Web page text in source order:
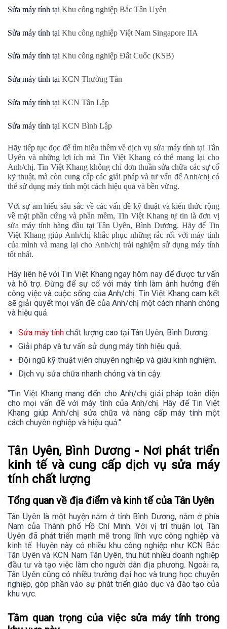
Sửa máy tính tại Khu công nghiệp Bắc Tân Uyên
Sửa máy tính tại Khu công nghiệp Việt Nam Singapore IIA
Sửa máy tính tại Khu công nghiệp Đất Cuốc (KSB)
Sửa máy tính tại KCN Thường Tân
Sửa máy tính tại KCN Tân Lập
Sửa máy tính tại KCN Bình Lập
Hãy tiếp tục đọc để tìm hiểu thêm về dịch vụ sửa máy tính tại Tân
Uyên và những lợi ích mà Tin Việt Khang có thể mang lại cho
Anh/chị. Tin Việt Khang không chỉ đơn thuần sửa chữa các sự cố
kỹ thuật, mà còn cung cấp các giải pháp và tư vấn để Anh/chị có
thể sử dụng máy tính một cách hiệu quả và bền vững.
Với sự am hiểu sâu sắc về các vấn đề kỹ thuật và kiến thức rộng
về mặt phần cứng và phần mềm, Tin Việt Khang tự tin là đơn vị
sửa máy tính hàng đầu tại Tân Uyên, Bình Dương. Hãy để Tin
Việt Khang giúp Anh/chị khắc phục những rắc rối với máy tính
của mình và mang lại cho Anh/chị trải nghiệm sử dụng máy tính
tốt nhất.
Hãy liên hệ với Tin Việt Khang ngay hôm nay để được tư vấn
và hỗ trợ. Đừng để sự cố với máy tính làm ảnh hưởng đến
công việc và cuộc sống của Anh/chị. Tin Việt Khang cam kết
sẽ giải quyết mọi vấn đề của Anh/chị một cách nhanh chóng
và hiệu quả.
Sửa máy tínhchất lượng cao tại Tân Uyên, Bình Dương.
Giải pháp và tư vấn sử dụng máy tính hiệu quả.
Đội ngũ kỹ thuật viên chuyên nghiệp và giàu kinh nghiệm.
Dịch vụ sửa chữa nhanh chóng và tin cậy.
"Tin Việt Khang mang đến cho Anh/chị giải pháp toàn diện
cho mọi vấn đề với máy tính của Anh/chị. Hãy để Tin Việt
Khang giúp Anh/chị sửa chữa và nâng cấp máy tính một
cách chuyên nghiệp và hiệu quả."
Tân Uyên, Bình Dương - Nơi phát triển
kinh tế và cung cấp dịch vụ sửa máy
tính chất lượng
Tổng quan về địa điểm và kinh tế của Tân Uyên
Tân Uyên là một huyện nằm ở tỉnh Bình Dương, nằm ở phía
Nam của Thành phố Hồ Chí Minh. Với vị trí thuận lợi, Tân
Uyên đã phát triển mạnh mẽ trong lĩnh vực công nghiệp và
kinh tế. Huyện này có nhiều khu công nghiệp như KCN Bắc
Tân Uyên và KCN Nam Tân Uyên, thu hút nhiều doanh nghiệp
đầu tư và tạo việc làm cho người dân địa phương. Ngoài ra,
Tân Uyên cũng có nhiều trường đại học và trung học chuyên
nghiệp, góp phần vào sự phát triển giáo dục và đào tạo của
khu vực.
Tầm quan trọng của việc sửa máy tính trong